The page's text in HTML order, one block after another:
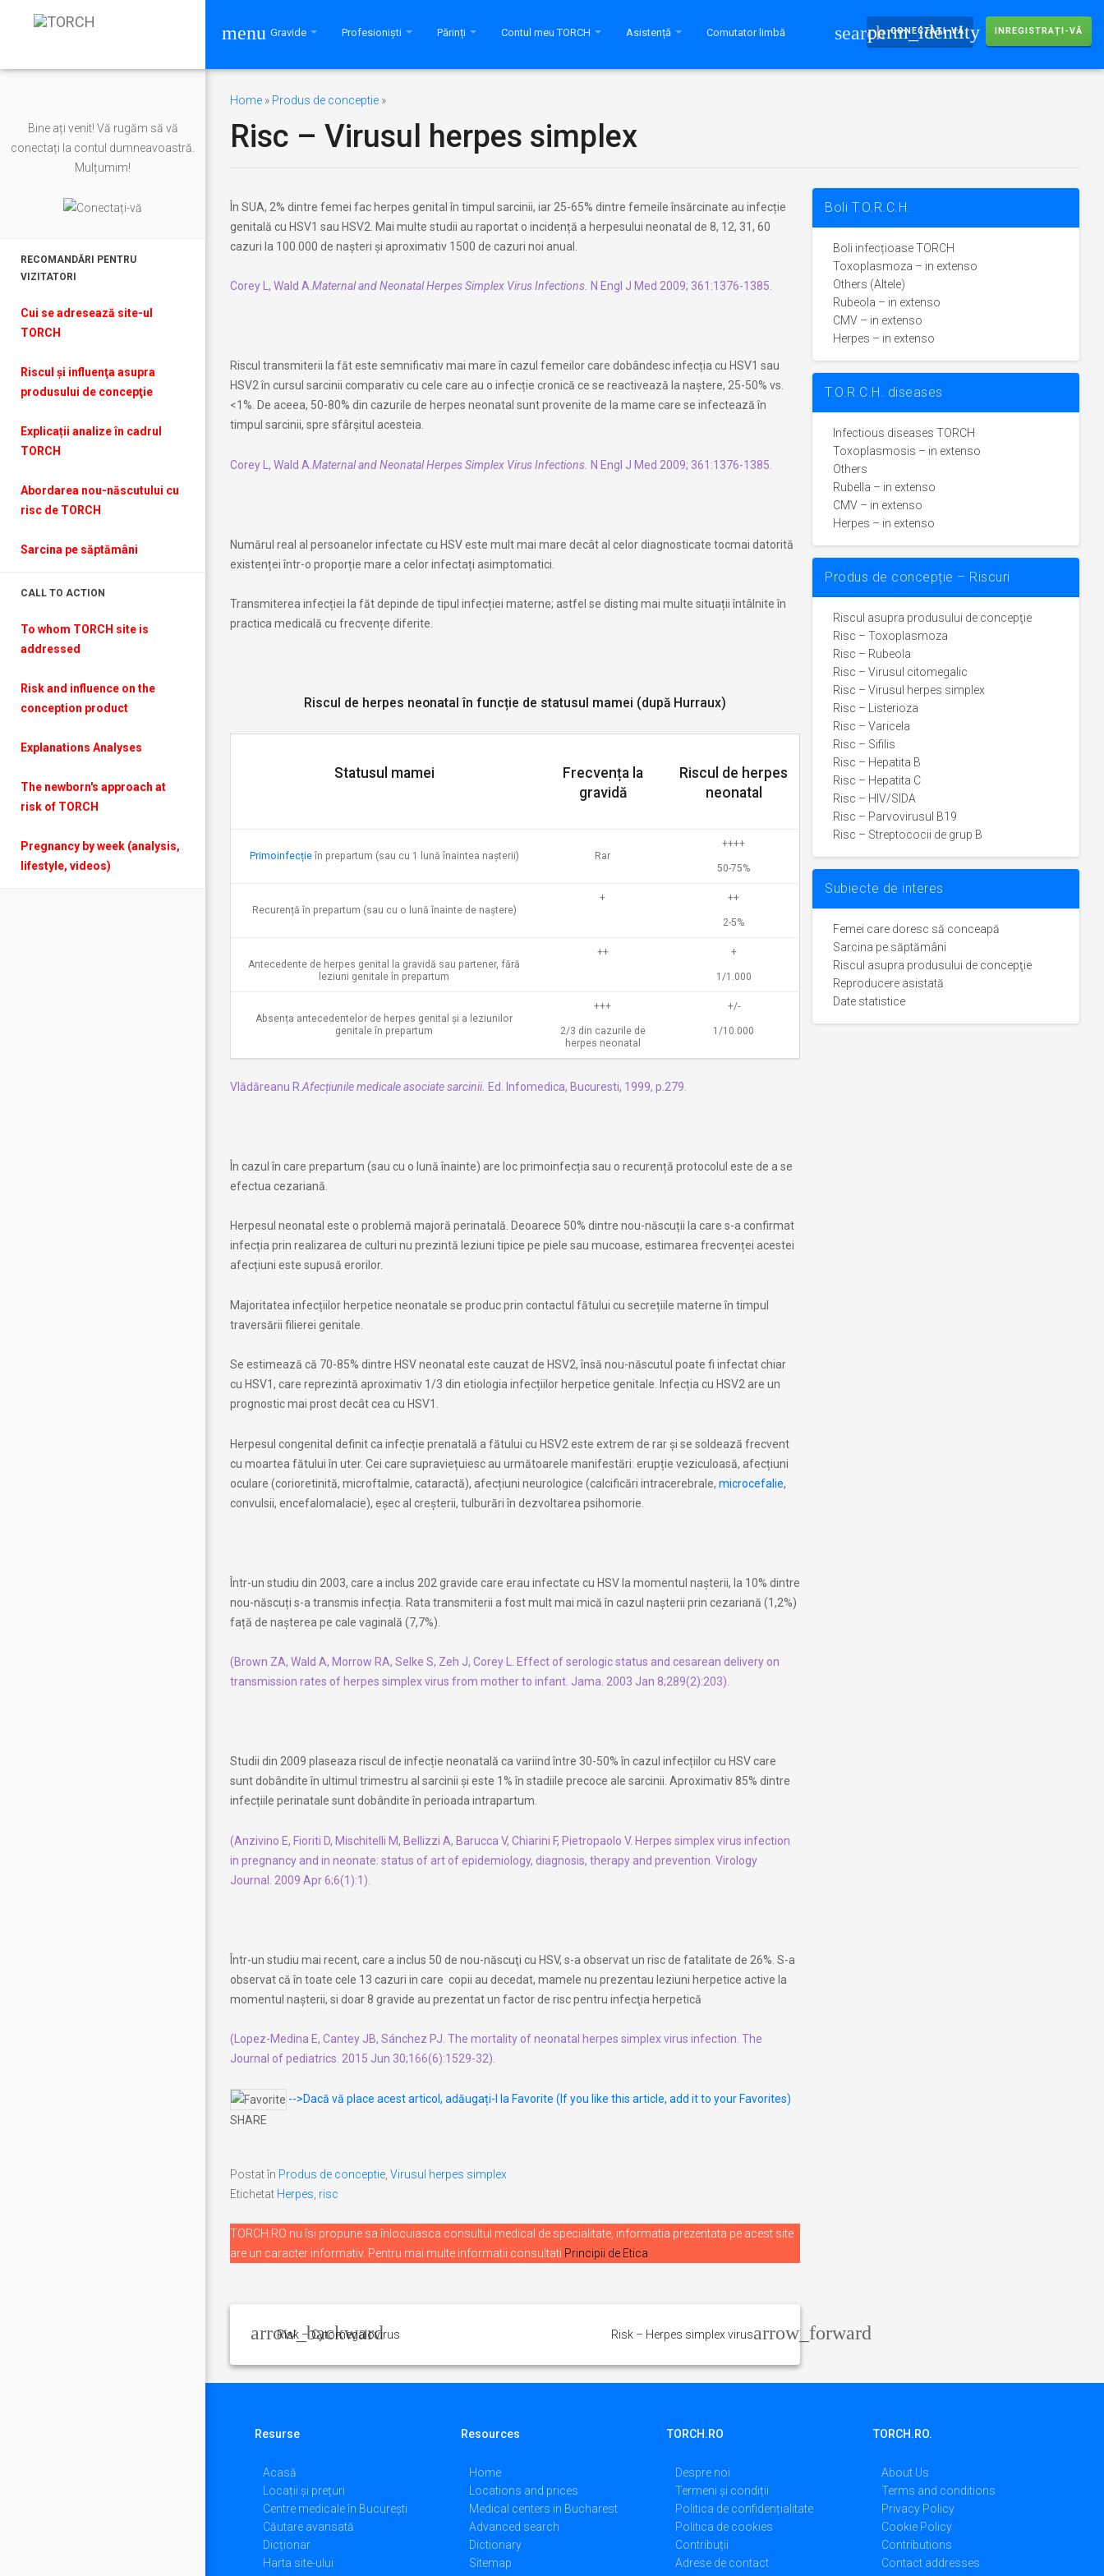
menu Gravide Profesioniști Părinți Contul meu TORCH Asistență Comutator limbă searchperm_identity
CONECTAȚI-VĂ INREGISTRAȚI-VĂ
Bine ați venit! Vă rugăm să vă
conectați la contul dumneavoastră.
Mulțumim!
RECOMANDĂRI PENTRU
VIZITATORI
Cui se adresează site-ul
TORCH
Riscul şi influenţa asupra
produsului de concepţie
Explicații analize în cadrul
TORCH
Abordarea nou-născutului cu
risc de TORCH
Sarcina pe săptămâni
CALL TO ACTION
To whom TORCH site is
addressed
Risk and influence on the
conception product
Explanations Analyses
The newborn's approach at
risk of TORCH
Pregnancy by week (analysis,
lifestyle, videos)
Home » Produs de conceptie »
Risc – Virusul herpes simplex
În SUA, 2% dintre femei fac herpes genital în timpul sarcinii, iar 25-65% dintre femeile însărcinate au infecție
genitală cu HSV1 sau HSV2. Mai multe studii au raportat o incidență a herpesului neonatal de 8, 12, 31, 60
cazuri la 100.000 de nașteri și aproximativ 1500 de cazuri noi anual.
Corey L, Wald A. Maternal and Neonatal Herpes Simplex Virus Infections. N Engl J Med 2009; 361:1376-1385.
Riscul transmiterii la făt este semnificativ mai mare în cazul femeilor care dobândesc infecția cu HSV1 sau
HSV2 în cursul sarcinii comparativ cu cele care au o infecție cronică ce se reactivează la naștere, 25-50% vs.
<1%. De aceea, 50-80% din cazurile de herpes neonatal sunt provenite de la mame care se infectează în
timpul sarcinii, spre sfârșitul acesteia.
Corey L, Wald A. Maternal and Neonatal Herpes Simplex Virus Infections. N Engl J Med 2009; 361:1376-1385.
Numărul real al persoanelor infectate cu HSV este mult mai mare decât al celor diagnosticate tocmai datorită
existenței într-o proporție mare a celor infectați asimptomatici.
Transmiterea infecției la făt depinde de tipul infecției materne; astfel se disting mai multe situații întâlnite în
practica medicală cu frecvențe diferite.
Riscul de herpes neonatal în funcție de statusul mamei (după Hurraux)
Statusul mamei
Frecvența la
gravidă
Riscul de herpes
neonatal
Primoinfecțieîn prepartum (sau cu 1 lună înaintea nașterii) Rar
++++
50-75%
Recurență în prepartum (sau cu o lună înainte de naștere)
+ ++
2-5%
Antecedente de herpes genital la gravidă sau partener, fără
leziuni genitale în prepartum
++ +
1/1.000
Absența antecedentelor de herpes genital și a leziunilor
genitale în prepartum
+++
2/3 din cazurile de
herpes neonatal
+/-
1/10.000
Vlădăreanu R. Afecțiunile medicale asociate sarcinii. Ed. Infomedica, Bucuresti, 1999, p.279.
În cazul în care prepartum (sau cu o lună înainte) are loc primoinfecția sau o recurență protocolul este de a se
efectua cezariană.
Herpesul neonatal este o problemă majoră perinatală. Deoarece 50% dintre nou-născuții la care s-a confirmat
infecția prin realizarea de culturi nu prezintă leziuni tipice pe piele sau mucoase, estimarea frecvenței acestei
afecțiuni este supusă erorilor.
Majoritatea infecțiilor herpetice neonatale se produc prin contactul fătului cu secrețiile materne în timpul
traversării filierei genitale.
Se estimează că 70-85% dintre HSV neonatal este cauzat de HSV2, însă nou-născutul poate fi infectat chiar
cu HSV1, care reprezintă aproximativ 1/3 din etiologia infecțiilor herpetice genitale. Infecția cu HSV2 are un
prognostic mai prost decât cea cu HSV1.
Herpesul congenital definit ca infecție prenatală a fătului cu HSV2 este extrem de rar și se soldează frecvent
cu moartea fătului în uter. Cei care supraviețuiesc au următoarele manifestări: erupție veziculoasă, afecțiuni
oculare (corioretinită, microftalmie, cataractă), afecțiuni neurologice (calcificări intracerebrale, microcefalie,
convulsii, encefalomalacie), eșec al creșterii, tulburări în dezvoltarea psihomorie.
Într-un studiu din 2003, care a inclus 202 gravide care erau infectate cu HSV la momentul nașterii, la 10% dintre
nou-născuți s-a transmis infecția. Rata transmiterii a fost mult mai mică în cazul nașterii prin cezariană (1,2%)
față de nașterea pe cale vaginală (7,7%).
(Brown ZA, Wald A, Morrow RA, Selke S, Zeh J, Corey L. Effect of serologic status and cesarean delivery on
transmission rates of herpes simplex virus from mother to infant. Jama. 2003 Jan 8;289(2):203).
Studii din 2009 plaseaza riscul de infecție neonatală ca variind între 30-50% în cazul infecțiilor cu HSV care
sunt dobândite în ultimul trimestru al sarcinii și este 1% în stadiile precoce ale sarcinii. Aproximativ 85% dintre
infecțiile perinatale sunt dobândite în perioada intrapartum.
(Anzivino E, Fioriti D, Mischitelli M, Bellizzi A, Barucca V, Chiarini F, Pietropaolo V. Herpes simplex virus infection
in pregnancy and in neonate: status of art of epidemiology, diagnosis, therapy and prevention. Virology
Journal. 2009 Apr 6;6(1):1).
Într-un studiu mai recent, care a inclus 50 de nou-născuţi cu HSV, s-a observat un risc de fatalitate de 26%. S-a
observat că în toate cele 13 cazuri in care copii au decedat, mamele nu prezentau leziuni herpetice active la
momentul naşterii, si doar 8 gravide au prezentat un factor de risc pentru infecţia herpetică
(Lopez-Medina E, Cantey JB, Sánchez PJ. The mortality of neonatal herpes simplex virus infection. The
Journal of pediatrics. 2015 Jun 30;166(6):1529-32).
-->Dacă vă place acest articol, adăugați-l la Favorite (If you like this article, add it to your Favorites)
SHARE
Postat în Produs de conceptie, Virusul herpes simplex
Etichetat Herpes, risc
TORCH.RO nu îsi propune sa înlocuiasca consultul medical de specialitate, informatia prezentata pe acest site
are un caracter informativ. Pentru mai multe informatii consultati Principii de Etica
în
articoleRisk – Cytomegalovirus Risk – Herpes simplex virus
Boli T.O.R.C.H.
Boli infecțioase TORCH
Toxoplasmoza – in extenso
Others (Altele)
Rubeola – in extenso
CMV – in extenso
Herpes – in extenso
T.O.R.C.H. diseases
Infectious diseases TORCH
Toxoplasmosis – in extenso
Others
Rubella – in extenso
CMV – in extenso
Herpes – in extenso
Produs de concepție – Riscuri
Riscul asupra produsului de concepţie
Risc – Toxoplasmoza
Risc – Rubeola
Risc – Virusul citomegalic
Risc – Virusul herpes simplex
Risc – Listerioza
Risc – Varicela
Risc – Sifilis
Risc – Hepatita B
Risc – Hepatita C
Risc – HIV/SIDA
Risc – Parvovirusul B19
Risc – Streptococii de grup B
Subiecte de interes
Femei care doresc să conceapă
Sarcina pe săptămâni
Riscul asupra produsului de concepţie
Reproducere asistată
Date statistice
Resurse
Acasă
Locații și prețuri
Centre medicale în București
Căutare avansată
Dicționar
Harta site-ului
Resources
Home
Locations and prices
Medical centers in Bucharest
Advanced search
Dictionary
Sitemap
TORCH.RO
Despre noi
Termeni și condiții
Politica de confidențialitate
Politica de cookies
Contribuții
Adrese de contact
TORCH.RO.
About Us
Terms and conditions
Privacy Policy
Cookie Policy
Contributions
Contact addresses